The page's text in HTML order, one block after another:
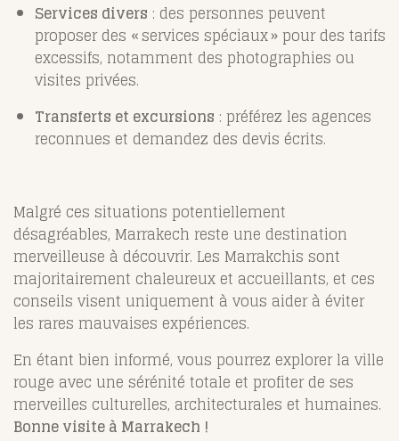
Services divers : des personnes peuvent
proposer des « services spéciaux » pour des tarifs
excessifs, notamment des photographies ou
visites privées.
Transferts et excursions : préférez les agences
reconnues et demandez des devis écrits.
Malgré ces situations potentiellement
désagréables, Marrakech reste une destination
merveilleuse à découvrir. Les Marrakchis sont
majoritairement chaleureux et accueillants, et ces
conseils visent uniquement à vous aider à éviter
les rares mauvaises expériences.
En étant bien informé, vous pourrez explorer la ville
rouge avec une sérénité totale et profiter de ses
merveilles culturelles, architecturales et humaines.
Bonne visite à Marrakech !